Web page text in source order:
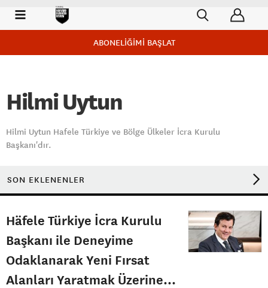
ABONELİĞİMİ BAŞLAT
Hilmi Uytun
Hilmi Uytun Hafele Türkiye ve Bölge Ülkeler İcra Kurulu
Başkanı'dır.
SON EKLENENLER
Häfele Türkiye İcra Kurulu
Başkanı ile Deneyime
Odaklanarak Yeni Fırsat
Alanları Yaratmak Üzerine...